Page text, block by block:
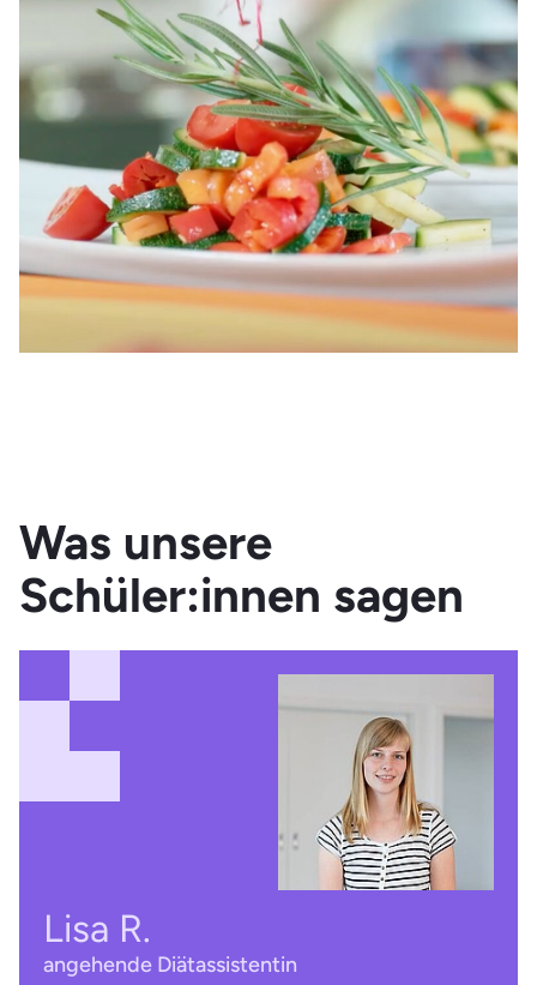
Gesundheits- oder Kochkursen – sie werden auch mal
selbst aktiv und zeigen vor Ort, was es braucht, um
gesund zu bleiben, Fett zu verlieren oder Muskeln
aufzubauen.
Mit viel Einfühlungsvermögen und Motivation begleiten
Diätassistent:innen individuell abgestimmt und Schritt für
Schritt Menschen auf dem Weg zu mehr Gesundheit, und
haben dabei für jedes Ziel stets das passende
Ernährungskonzept parat.
Was unsere
Schüler:innen sagen
Lisa R.
angehende Diätassistentin